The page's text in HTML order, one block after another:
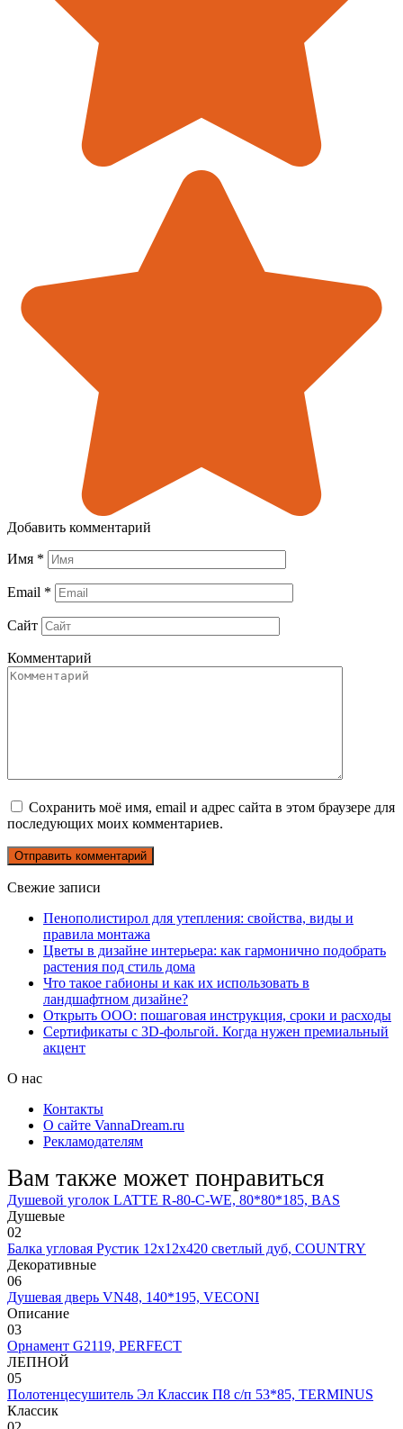
Добавить комментарий
Имя *
Email *
Сайт
Комментарий
Сохранить моё имя, email и адрес сайта в этом браузере для
последующих моих комментариев.
Свежие записи
Пенополистирол для утепления: свойства, виды и
правила монтажа
Цветы в дизайне интерьера: как гармонично подобрать
растения под стиль дома
Что такое габионы и как их использовать в
ландшафтном дизайне?
Открыть ООО: пошаговая инструкция, сроки и расходы
Сертификаты с 3D-фольгой. Когда нужен премиальный
акцент
О нас
Контакты
О сайте VannaDream.ru
Рекламодателям
Вам также может понравиться
Душевой уголок LATTE R-80-C-WE, 80*80*185, BAS
Душевые
02
Балка угловая Рустик 12х12х420 светлый дуб, COUNTRY
Декоративные
06
Душевая дверь VN48, 140*195, VECONI
Описание
03
Орнамент G2119, PERFECT
ЛЕПНОЙ
05
Полотенцесушитель Эл Классик П8 с/п 53*85, TERMINUS
Классик